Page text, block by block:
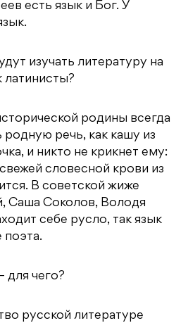
есть язык и Бог. У
изучать литературу на
латинисты?
родины всегда
родную речь, как кашу из
и никто не крикнет ему:
словесной крови из
В советской жиже
Саша Соколов, Володя
себе русло, так язык
поэта.
для чего?
русской литературе